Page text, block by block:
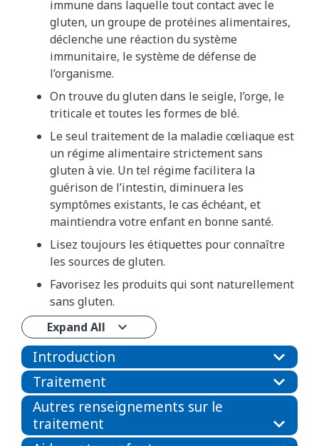
immune dans laquelle tout contact avec le
gluten, un groupe de protéines alimentaires,
déclenche une réaction du système
immunitaire, le système de défense de
l’organisme.
On trouve du gluten dans le seigle, l’orge, le
triticale et toutes les formes de blé.
Le seul traitement de la maladie cœliaque est
un régime alimentaire strictement sans
gluten à vie. Un tel régime facilitera la
guérison de l’intestin, diminuera les
symptômes existants, le cas échéant, et
maintiendra votre enfant en bonne santé.
Lisez toujours les étiquettes pour connaître
les sources de gluten.
Favorisez les produits qui sont naturellement
sans gluten.
Expand All
Introduction
Traitement
Autres renseignements sur le
traitement